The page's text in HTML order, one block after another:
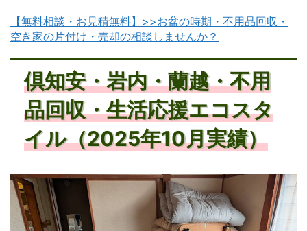
【無料相談・お見積無料】>>お盆の時期・不用品回収・
空き家の片付け・売却の相談しませんか？
倶知安・岩内・蘭越・不用
品回収・生活応援エコスタ
イル（2025年10月実績）